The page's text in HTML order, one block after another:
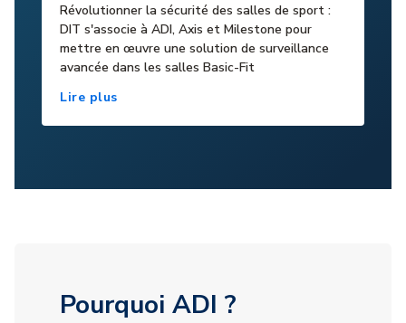
Révolutionner la sécurité des salles de sport :
DIT s'associe à ADI, Axis et Milestone pour
mettre en œuvre une solution de surveillance
avancée dans les salles Basic-Fit
Lire plus
Pourquoi ADI ?